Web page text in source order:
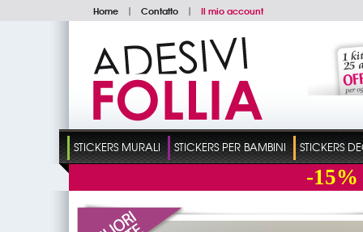
Home | Contatto | Il mio account
STICKERS MURALI STICKERS PER BAMBINI STICKERS
-15%